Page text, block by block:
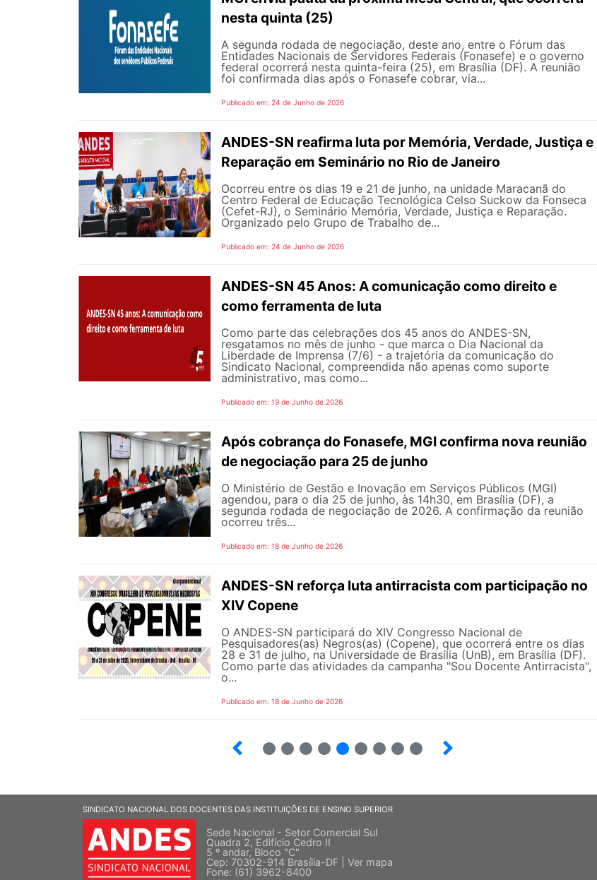
nesta quinta (25)
A segunda rodada de negociação, deste ano, entre o Fórum das
Entidades Nacionais de Servidores Federais (Fonasefe) e o governo
federal ocorrerá nesta quinta-feira (25), em Brasília (DF). A reunião
foi confirmada dias após o Fonasefe cobrar, via...
Publicado em: 24 de Junho de 2026
ANDES-SN reafirma luta por Memória, Verdade, Justiça e
Reparação em Seminário no Rio de Janeiro
Ocorreu entre os dias 19 e 21 de junho, na unidade Maracanã do
Centro Federal de Educação Tecnológica Celso Suckow da Fonseca
(Cefet-RJ), o Seminário Memória, Verdade, Justiça e Reparação.
Organizado pelo Grupo de Trabalho de...
Publicado em: 24 de Junho de 2026
ANDES-SN 45 Anos: A comunicação como direito e
como ferramenta de luta
Como parte das celebrações dos 45 anos do ANDES-SN,
resgatamos no mês de junho - que marca o Dia Nacional da
Liberdade de Imprensa (7/6) - a trajetória da comunicação do
Sindicato Nacional, compreendida não apenas como suporte
administrativo, mas como...
Publicado em: 19 de Junho de 2026
Após cobrança do Fonasefe, MGI confirma nova reunião
de negociação para 25 de junho
O Ministério de Gestão e Inovação em Serviços Públicos (MGI)
agendou, para o dia 25 de junho, às 14h30, em Brasília (DF), a
segunda rodada de negociação de 2026. A confirmação da reunião
ocorreu três...
Publicado em: 18 de Junho de 2026
ANDES-SN reforça luta antirracista com participação no
XIV Copene
O ANDES-SN participará do XIV Congresso Nacional de
Pesquisadores(as) Negros(as) (Copene), que ocorrerá entre os dias
28 e 31 de julho, na Universidade de Brasília (UnB), em Brasília (DF).
Como parte das atividades da campanha "Sou Docente Antirracista",
o...
Publicado em: 18 de Junho de 2026
SINDICATO NACIONAL DOS DOCENTES DAS INSTITUIÇÕES DE ENSINO SUPERIOR
Sede Nacional - Setor Comercial Sul
Quadra 2, Edifício Cedro II
5 º andar, Bloco "C"
Cep: 70302-914 Brasília-DF | Ver mapa
Fone: (61) 3962-8400